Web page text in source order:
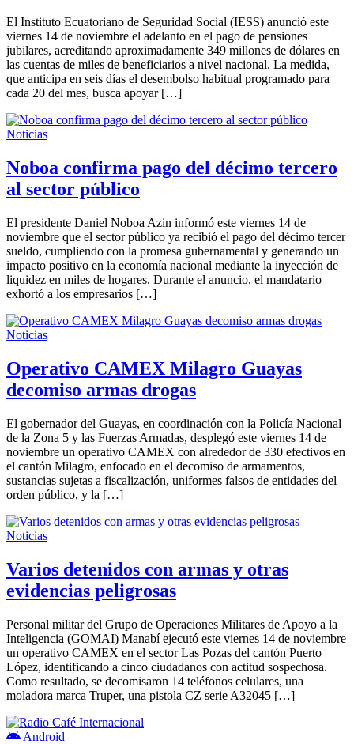
El Instituto Ecuatoriano de Seguridad Social (IESS) anunció este
viernes 14 de noviembre el adelanto en el pago de pensiones
jubilares, acreditando aproximadamente 349 millones de dólares en
las cuentas de miles de beneficiarios a nivel nacional. La medida,
que anticipa en seis días el desembolso habitual programado para
cada 20 del mes, busca apoyar […]
Noticias
Noboa confirma pago del décimo tercero
al sector público
El presidente Daniel Noboa Azin informó este viernes 14 de
noviembre que el sector público ya recibió el pago del décimo tercer
sueldo, cumpliendo con la promesa gubernamental y generando un
impacto positivo en la economía nacional mediante la inyección de
liquidez en miles de hogares. Durante el anuncio, el mandatario
exhortó a los empresarios […]
Noticias
Operativo CAMEX Milagro Guayas
decomiso armas drogas
El gobernador del Guayas, en coordinación con la Policía Nacional
de la Zona 5 y las Fuerzas Armadas, desplegó este viernes 14 de
noviembre un operativo CAMEX con alrededor de 330 efectivos en
el cantón Milagro, enfocado en el decomiso de armamentos,
sustancias sujetas a fiscalización, uniformes falsos de entidades del
orden público, y la […]
Noticias
Varios detenidos con armas y otras
evidencias peligrosas
Personal militar del Grupo de Operaciones Militares de Apoyo a la
Inteligencia (GOMAI) Manabí ejecutó este viernes 14 de noviembre
un operativo CAMEX en el sector Las Pozas del cantón Puerto
López, identificando a cinco ciudadanos con actitud sospechosa.
Como resultado, se decomisaron 14 teléfonos celulares, una
moladora marca Truper, una pistola CZ serie A32045 […]
Android